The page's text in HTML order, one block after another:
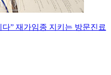
” 재가임종 지키는 방문진료